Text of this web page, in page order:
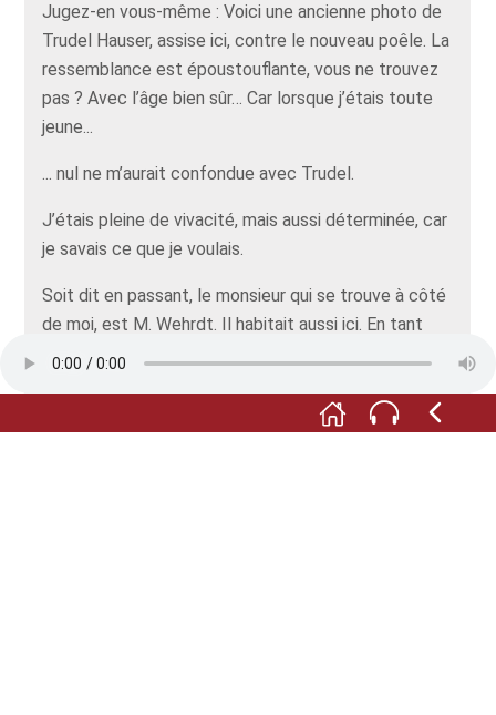
Jugez-en vous-même : Voici une ancienne photo de
Trudel Hauser, assise ici, contre le nouveau poêle. La
ressemblance est époustouflante, vous ne trouvez
pas ? Avec l’âge bien sûr… Car lorsque j’étais toute
jeune...
... nul ne m’aurait confondue avec Trudel.
J’étais pleine de vivacité, mais aussi déterminée, car
je savais ce que je voulais.
Soit dit en passant, le monsieur qui se trouve à côté
de moi, est M. Wehrdt. Il habitait aussi ici. En tant
que sous-locataire. Monsieur Wehrdt donnait des
l’appartement. Et quand un enfant avait